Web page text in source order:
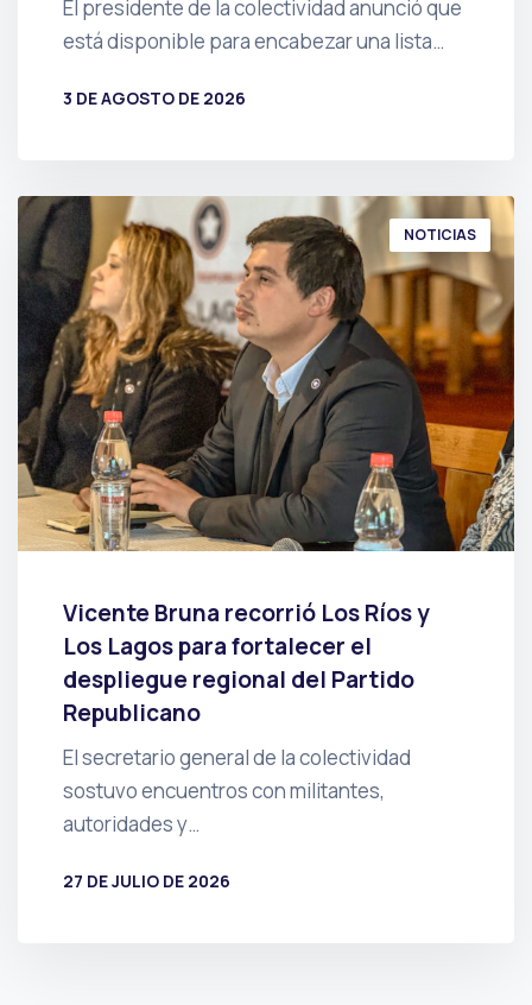
El presidente de la colectividad anunció que
está disponible para encabezar una lista…
3 DE AGOSTO DE 2026
NOTICIAS
Vicente Bruna recorrió Los Ríos y
Los Lagos para fortalecer el
despliegue regional del Partido
Republicano
El secretario general de la colectividad
sostuvo encuentros con militantes,
autoridades y…
27 DE JULIO DE 2026